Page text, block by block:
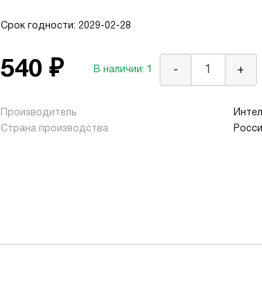
Срок годности: 2029-02-28
540 ₽ В наличии: 1 - +
Производитель
Страна производства